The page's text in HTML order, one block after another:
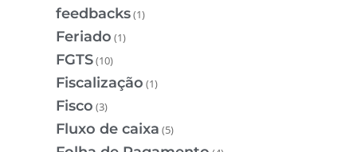
feedbacks(1)
Feriado (1)
FGTS(10)
Fiscalização (1)
Fisco (3)
Fluxo de caixa (5)